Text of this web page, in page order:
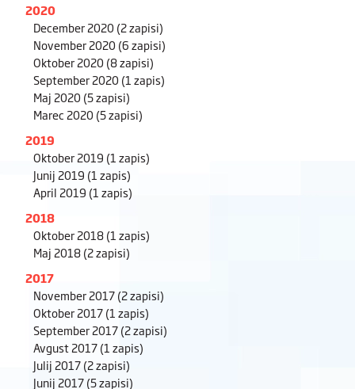
2020
December 2020(2 zapisi)
November 2020(6 zapisi)
Oktober 2020(8 zapisi)
September 2020(1 zapis)
Maj 2020(5 zapisi)
Marec 2020(5 zapisi)
2019
Oktober 2019 (1 zapis)
Junij 2019 (1 zapis)
April 2019 (1 zapis)
2018
Oktober 2018(1 zapis)
Maj 2018(2 zapisi)
2017
November 2017(2 zapisi)
Oktober 2017(1 zapis)
September 2017(2 zapisi)
Avgust 2017(1 zapis)
Julij 2017(2 zapisi)
Junij 2017(5 zapisi)